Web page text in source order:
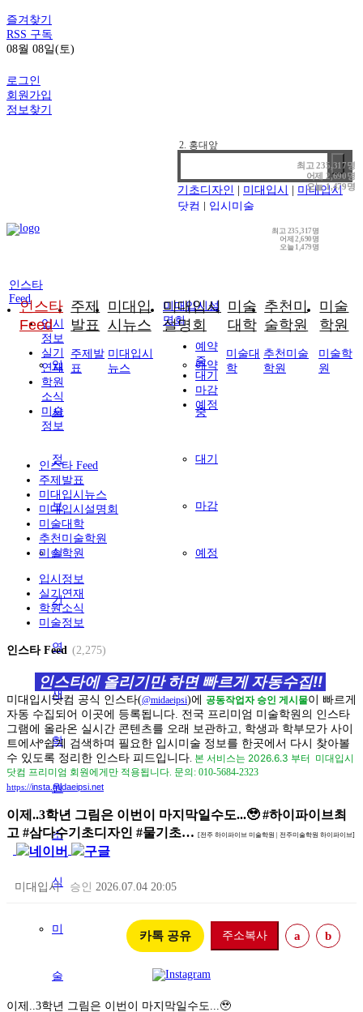
즐겨찾기
RSS 구독
08월 08일(토)
로그인
회원가입
정보찾기
최고235,317명
어제 2,690명
오늘1,479명
3. 강남
기초디자인 미대입시
미대입시
닷컴
입시미술
최고 235,317명
어제2,690명
오늘 1,479명
인스타
Feed
입
시
정
보
실
기
연
재
학
원
소
식
미
술
주제
발표
미대입
시뉴스
미대입시
설명회
예약
중
대기
마감
예정
미술
대학
추천미
술학원
미술
학원
인스타
Feed
입시
정보
실기
연재
학원
소식
미술
정보
주제발
표
미대입시
뉴스
미대입시설
명회
예약
중
대기
마감
예정
미술대
학
추천미술
학원
미술학
원
인스타 Feed
주제발표
미대입시뉴스
미대입시설명회
미술대학
추천미술학원
미술학원
입시정보
실기연재
학원소식
미술정보
인스타 Feed (2,275)
인스타에 올리기만 하면 빠르게 자동수집!!
미대입시닷컴 공식 인스타(@midaeipsi)에 공동작업자 승인 게시물이 빠르게
자동 수집되어 이곳에 등록됩니다. 전국 프리미엄 미술학원의 인스타
그램에 올라온 실시간 콘텐츠를 오래 보관하고, 학생과 학부모가 사이
트에서 쉽게 검색하며 필요한 입시미술 정보를 한곳에서 다시 찾아볼
수 있도록 정리한 인스타 피드입니다. 본 서비스는 2026.6.3 부터 미대입시
닷컴 프리미엄 회원에게만 적용됩니다. 문의: 010-5684-2323
https://insta.midaeipsi.net
이제..3학년 그림은 이번이 마지막일수도...🥹 #하이파이브최
고 #삼다수기초디자인 #물기초…
[전주 하이파이브 미술학원 | 전주미술학원 하이파이브]
미대입시 승인 2026.07.04 20:05
카톡 공유 주소복사 a b
이제..3학년 그림은 이번이 마지막일수도...🥹